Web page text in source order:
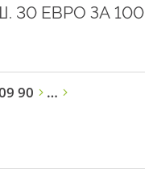
ЕВРО ЗА 100
90
…